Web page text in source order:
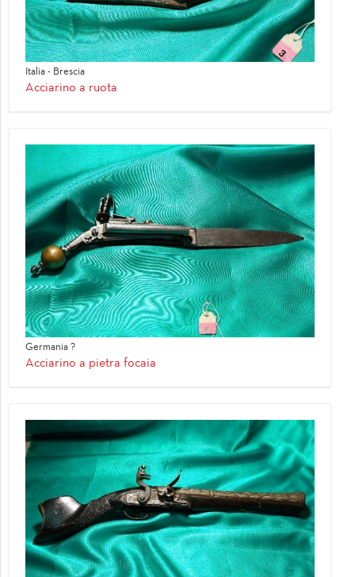
Italia - Brescia
Acciarino a ruota
Germania ?
Acciarino a pietra focaia